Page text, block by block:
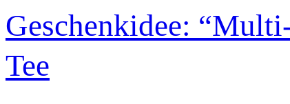
Geschenkidee:
Tee